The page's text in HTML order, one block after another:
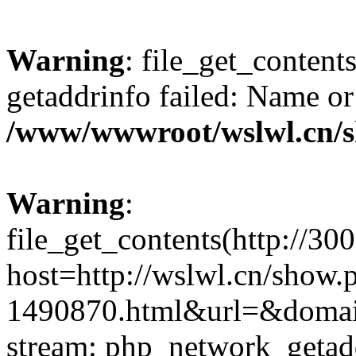
Warning:
getaddrinfo failed: Name
/www/wwwroot/wslwl.cn/
Warning:
file_get_contents(http://
host=http://wslwl.cn/
stream: